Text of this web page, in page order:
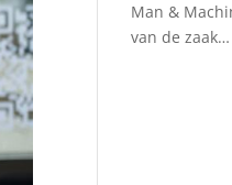
Man &
van de zaak…